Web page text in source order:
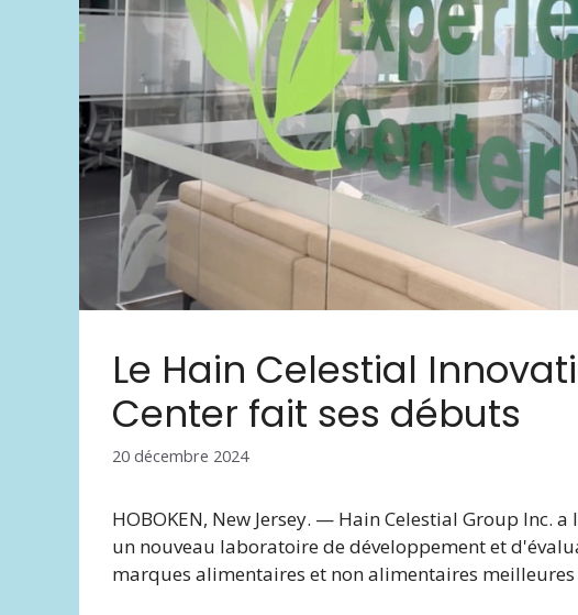
Le Hain Celestial
Center fait ses débuts
20 décembre 2024
HOBOKEN, New Jersey. — Hain Celestial Group Inc.
un nouveau laboratoire de développement et
marques alimentaires et non alimentaires